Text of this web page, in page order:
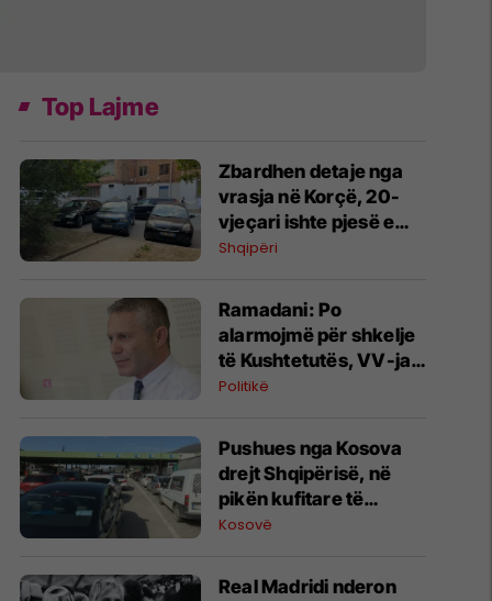
Top Lajme
Zbardhen detaje nga
vrasja në Korçë, 20-
vjeçari ishte pjesë e
Forcave të Armatosura
Shqipëri
Ramadani: Po
alarmojmë për shkelje
të Kushtetutës, VV-ja
po e çon Kosovën drejt
Politikë
​Pushues nga Kosova
drejt Shqipërisë, në
pikën kufitare të
Morinit mbi 41 mijë
Kosovë
Real Madridi nderon